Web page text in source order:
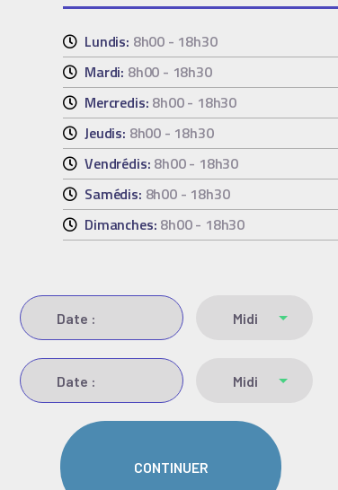
Lundis: 8h00 - 18h30
Mardi: 8h00 - 18h30
Mercredis: 8h00 - 18h30
Jeudis: 8h00 - 18h30
Vendrédis: 8h00 - 18h30
Samédis: 8h00 - 18h30
Dimanches: 8h00 - 18h30